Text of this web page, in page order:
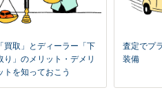
「買取」とディーラー「下
り」のメリット・デメリ
トを知っておこう
査定でプ
装備